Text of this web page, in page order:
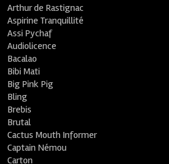
Arthur de Rastignac
Aspirine Tranquillité
Assi Pychaf
Audiolicence
Bacalao
Bibi Mati
Big Pink Pig
Bling
Brebis
Brutal
Cactus Mouth Informer
Captain Némou
Carton